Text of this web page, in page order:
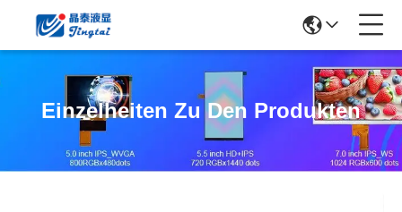
Einzelheiten Zu Den Produkten